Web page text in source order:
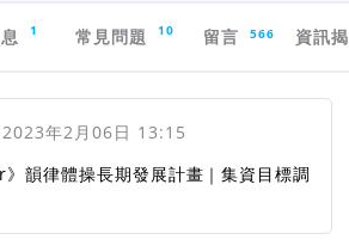
1 常見問題 10 留言 566 資訊
2023年2月06日 13:15
韻律體操長期發展計畫｜集資目標調